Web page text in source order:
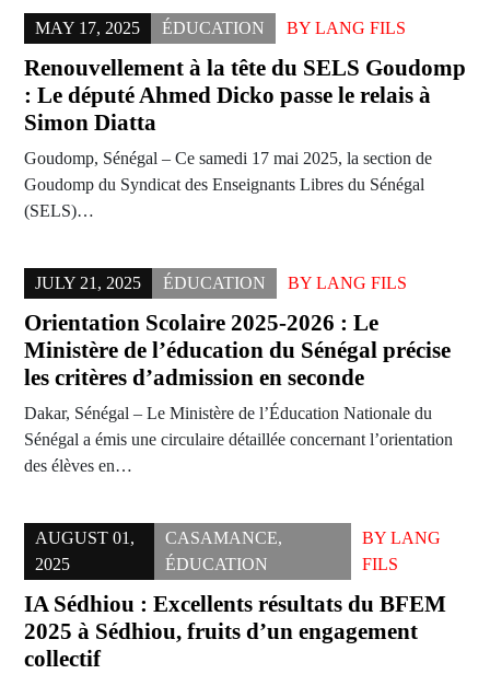
MAY 17, 2025 ÉDUCATION BY LANG FILS
Renouvellement à la tête du SELS Goudomp
: Le député Ahmed Dicko passe le relais à
Simon Diatta
Goudomp, Sénégal – Ce samedi 17 mai 2025, la section de
Goudomp du Syndicat des Enseignants Libres du Sénégal
(SELS)…
JULY 21, 2025 ÉDUCATION BY LANG FILS
Orientation Scolaire 2025-2026 : Le
Ministère de l’éducation du Sénégal précise
les critères d’admission en seconde
Dakar, Sénégal – Le Ministère de l’Éducation Nationale du
Sénégal a émis une circulaire détaillée concernant l’orientation
des élèves en…
AUGUST 01,
2025
CASAMANCE,
ÉDUCATION
BY LANG
FILS
IA Sédhiou : Excellents résultats du BFEM
2025 à Sédhiou, fruits d’un engagement
collectif